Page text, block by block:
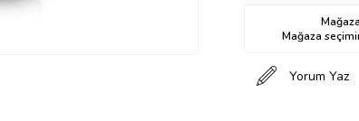
Mağaza
Yorum Yaz